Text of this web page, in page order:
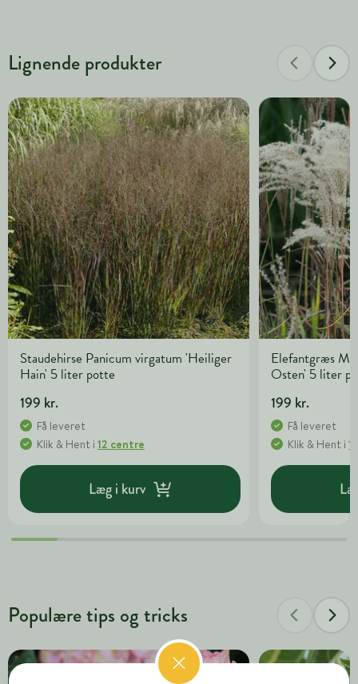
Lignende produkter
Staudehirse Panicum virgatum 'Heiliger
Hain' 5 liter potte
199 kr.
Få leveret
Klik & Hent i 12 centre
Læg i kurv
Elefantgræs
Osten' 5 liter
199 kr.
Få leveret
Klik & Hent i
Populære tips og tricks